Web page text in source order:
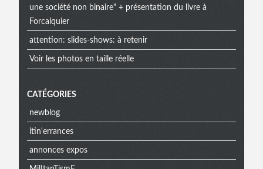
une société non binaire" + présentation du livre à
Forcalquier
attention: slides-shows: à retenir
Voir les photos en taille réelle
CATÉGORIES
newblog
itin'errances
annonces expos